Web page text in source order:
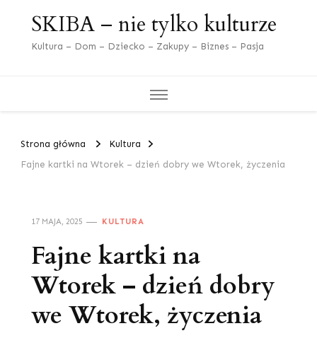
SKIBA – nie tylko kulturze
Kultura – Dom – Dziecko – Zakupy – Biznes – Pasja
Strona główna
Kultura
Fajne kartki na Wtorek – dzień dobry we Wtorek, życzenia
17 MAJA, 2025 KULTURA
Fajne kartki na
Wtorek – dzień dobry
we Wtorek, życzenia